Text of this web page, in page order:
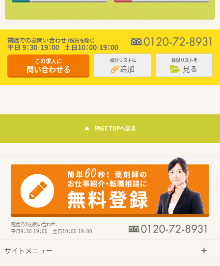
この求人に
問い合わせる
検討リストに
追加
検討リストを
見る
PAGE TOPへ戻る
電話でのお問い合わせ：
平日9：30-19：00 土日10：00-19：00
サイトメニュー